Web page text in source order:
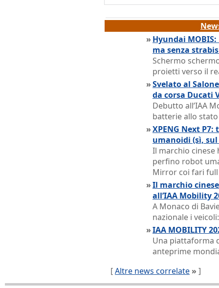
» Hyundai
ma senza
Schermo
proietti verso il
»Svelato al
da corsa Ducati
Debutto all’IAA
batterie allo
»XPENG Next
umanoidi (sì, sul
Il marchio cinese
perfino robot
Mirror coi fari full
»Il marchio
all’IAA Mobility
A Monaco di
nazionale i
»IAA MOBILITY
Una piattaforma
anteprime
[Altre news correlate » ]